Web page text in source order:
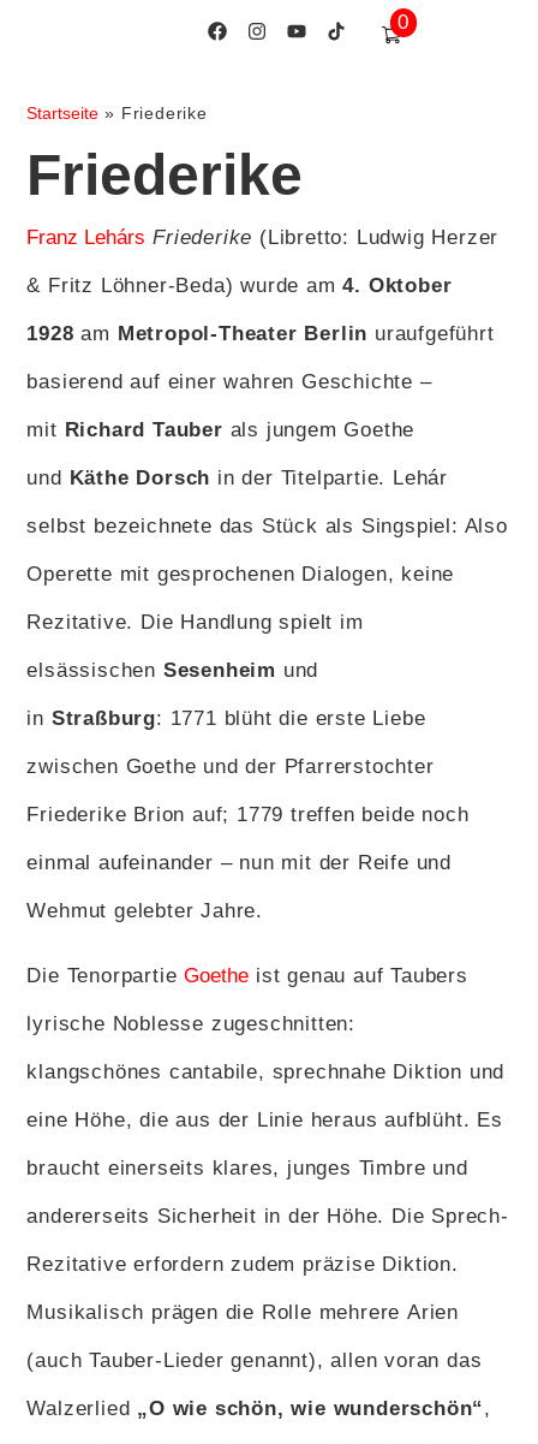
0
Startseite » Friederike
Friederike
Franz Lehárs Friederike (Libretto: Ludwig Herzer
& Fritz Löhner-Beda) wurde am4. Oktober
1928 am Metropol-Theater Berlin uraufgeführt
basierend auf einer wahren Geschichte –
mit Richard Tauber als jungem Goethe
und Käthe Dorsch in der Titelpartie. Lehár
selbst bezeichnete das Stück als Singspiel: Also
Operette mit gesprochenen Dialogen, keine
Rezitative. Die Handlung spielt im
elsässischen Sesenheim und
in Straßburg: 1771 blüht die erste Liebe
zwischen Goethe und der Pfarrerstochter
Friederike Brion auf; 1779 treffen beide noch
einmal aufeinander – nun mit der Reife und
Wehmut gelebter Jahre.
Die Tenorpartie Goethe ist genau auf Taubers
lyrische Noblesse zugeschnitten:
klangschönes cantabile, sprechnahe Diktion und
eine Höhe, die aus der Linie heraus aufblüht. Es
braucht einerseits klares, junges Timbre und
andererseits Sicherheit in der Höhe. Die Sprech-
Rezitative erfordern zudem präzise Diktion.
Musikalisch prägen die Rolle mehrere Arien
(auch Tauber-Lieder genannt), allen voran das
Walzerlied „O wie schön, wie wunderschön“,